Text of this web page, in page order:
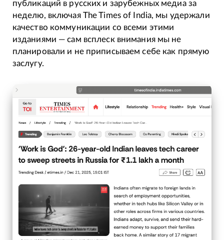
публикаций в русских и зарубежных медиа за
неделю, включая The Times of India, мы удержали
качество коммуникации со всеми этими
изданиями — сам всплеск внимания мы не
планировали и не приписываем себе как прямую
заслугу.